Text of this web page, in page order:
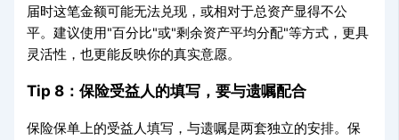
届时这笔金额可能无法兑现，或相对于总资产显得不公
平。建议使用"百分比"或"剩余资产平均分配"等方式，更具
灵活性，也更能反映你的真实意愿。
Tip 8：保险受益人的填写，要与遗嘱配合
保险保单上的受益人填写，与遗嘱是两套独立的安排。保